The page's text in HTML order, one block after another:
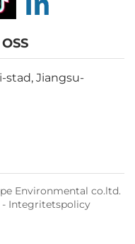
stad, Jiangsu-
Environmental co.ltd.
Integritetspolicy